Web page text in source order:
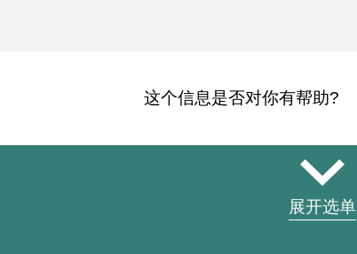
这个信息是否对你有帮助?
展开选单